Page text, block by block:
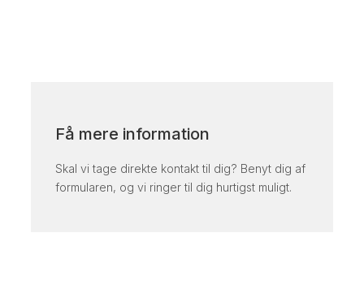
Få mere information
Skal vi tage direkte kontakt til dig? Benyt dig af
formularen, og vi ringer til dig hurtigst muligt.